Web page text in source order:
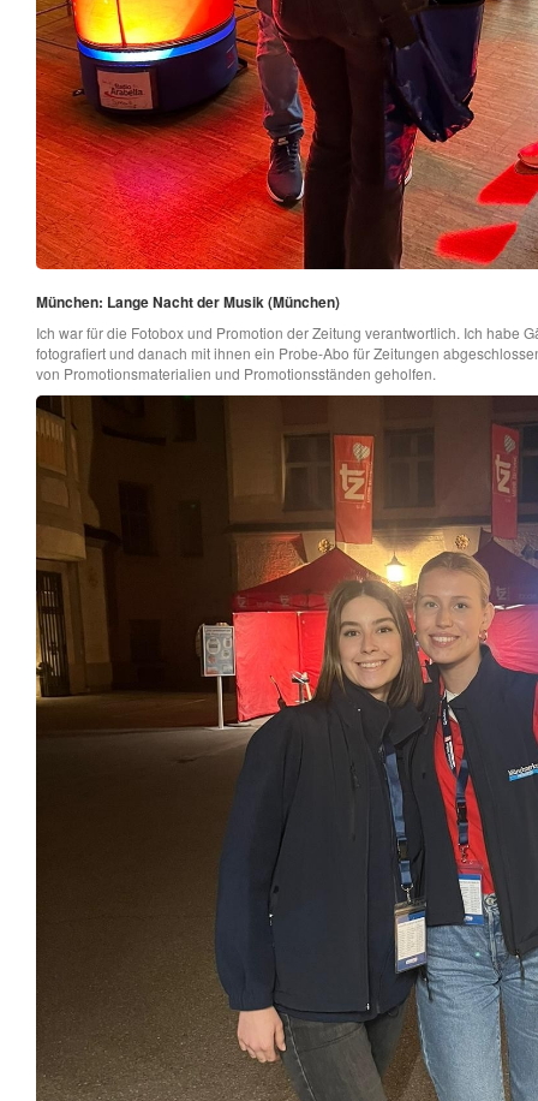
München: Lange Nacht der Musik (München)
Ich war für die Fotobox und Promotion der Zeitung verantwortlich. Ich habe
fotografiert und danach mit ihnen ein Probe-Abo für Zeitungen
von Promotionsmaterialien und Promotionsständen geholfen.